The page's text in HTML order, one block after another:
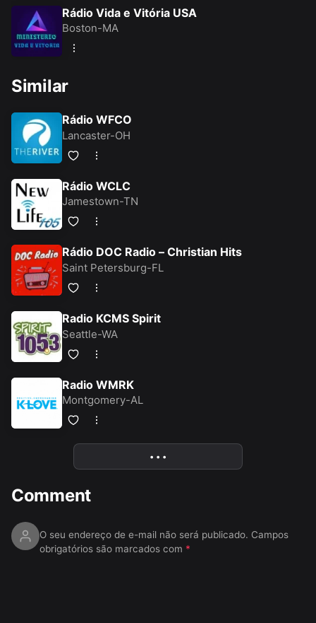
Rádio Vida e Vitória USA
Boston-MA
Similar
Rádio WFCO
Lancaster-OH
Rádio WCLC
Jamestown-TN
Rádio DOC Radio – Christian Hits
Saint Petersburg-FL
Radio KCMS Spirit
Seattle-WA
Radio WMRK
Montgomery-AL
• • •More
Comment
O seu endereço de e-mail não será publicado. Campos
obrigatórios são marcados com *